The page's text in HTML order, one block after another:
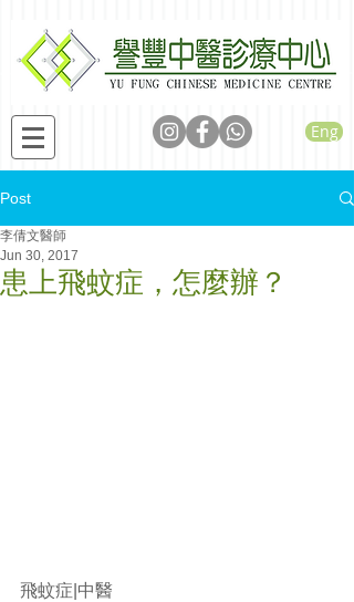
Eng
Post
患上飛蚊症，怎麼辦？
李倩文醫師
Jun 30, 2017
飛蚊症|中醫